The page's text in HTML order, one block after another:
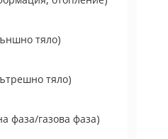
тяло)
тяло)
фаза/газова фаза)